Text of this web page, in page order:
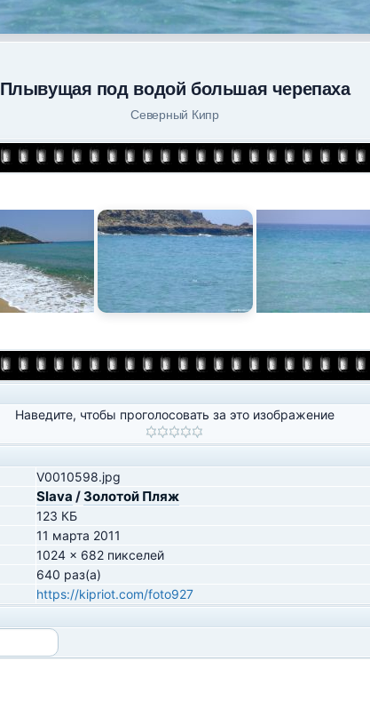
Плывущая под водой большая черепаха
Северный Кипр
Наведите, чтобы проголосовать за это изображение
V0010598.jpg
Slava / Золотой Пляж
123 КБ
11 марта 2011
1024 x 682 пикселей
640 раз(а)
https://kipriot.com/foto927